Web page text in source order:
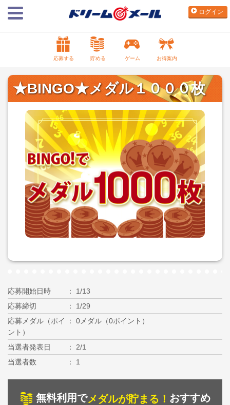
ログイン
応募する 貯める ゲーム お得案内
★BINGO★メダル１０００枚
応募開始日時
1/13
応募締切
1/29
応募メダル（ポイ
ント）
0メダル（0ポイント）
当選者発表日
2/1
当選者数
1
無料利用でメダルが貯まる！ おすすめ